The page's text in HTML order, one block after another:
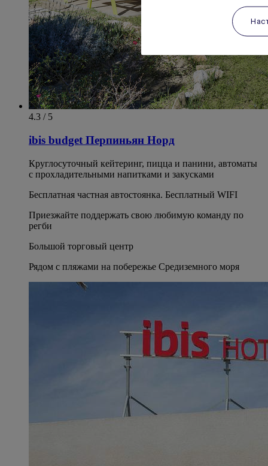
4.3 / 5
ibis budget Перпиньян Норд
Круглосуточный кейтеринг, пицца и панини, автоматы
с прохладительными напитками и закусками
Бесплатная частная автостоянка. Бесплатный WIFI
Приезжайте поддержать свою любимую команду по
регби
Большой торговый центр
Рядом с пляжами на побережье Средиземного моря